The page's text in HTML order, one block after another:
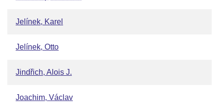
Jelínek, Karel
Jelínek, Otto
Jindřich, Alois J.
Joachim, Václav